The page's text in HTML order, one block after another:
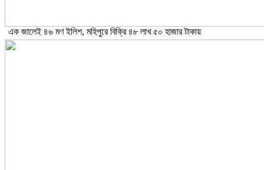
এক জালেই ৪৬ মণ ইলিশ, মহিপুরে বিক্রি ৪৮ লাখ ৫০ হাজার টাকায়